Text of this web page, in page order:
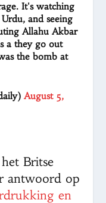
It's watching
and seeing
Allahu Akbar
a they go out
the bomb at
August 5,
Britse
antwoord op
en